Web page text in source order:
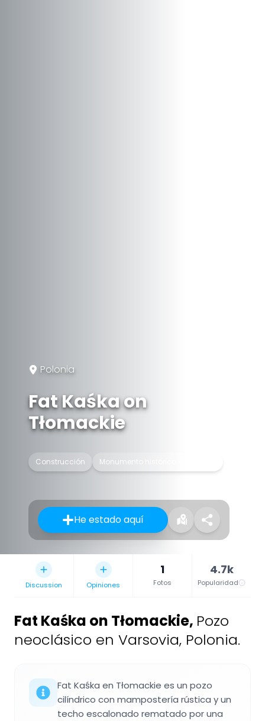
Polonia
Fat Kaśka on
Tłomackie
Construcción Monumento histórico de Polonia
He estado aquí
Discussion Opiniones
1
Fotos
4.7k
Popularidad
Fat Kaśka on Tłomackie, Pozo
neoclásico en Varsovia, Polonia.
Fat Kaśka en Tłomackie es un pozo
cilíndrico con mampostería rústica y un
techo escalonado rematado por una